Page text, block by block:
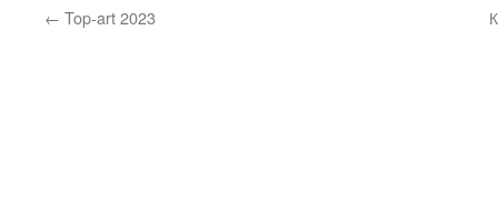
← Top-art 2023